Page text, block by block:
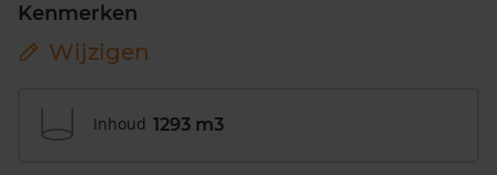
Kenmerken
Wijzigen
Inhoud 1293 m3